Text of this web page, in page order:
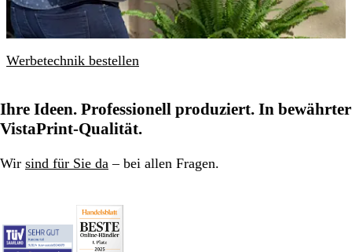
Werbetechnik bestellen
Ihre Ideen. Professionell produziert. In bewährter
VistaPrint-Qualität.
Wir sind für Sie da – bei allen Fragen.